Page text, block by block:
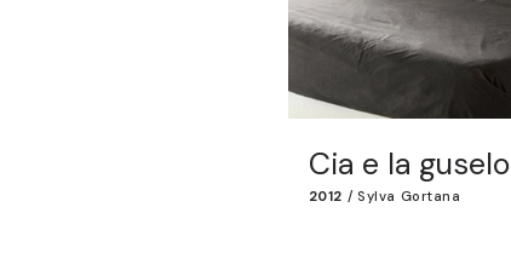
Cia e la guselo
2012 / Sylva Gortana